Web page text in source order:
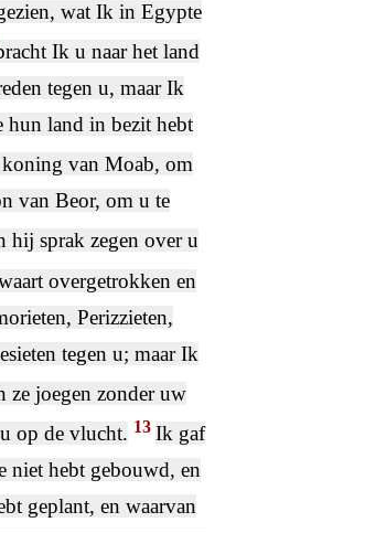
wat Ik in Egypte
Ik u naar het land
tegen u, maar Ik
hun land in bezit hebt
van Moab, om
van Beor, om u te
hij sprak zegen over u
overgetrokken en
Perizzieten,
tegen u; maar Ik
ze joegen zonder uw
op de vlucht. 13 Ik gaf
niet hebt gebouwd, en
geplant, en waarvan